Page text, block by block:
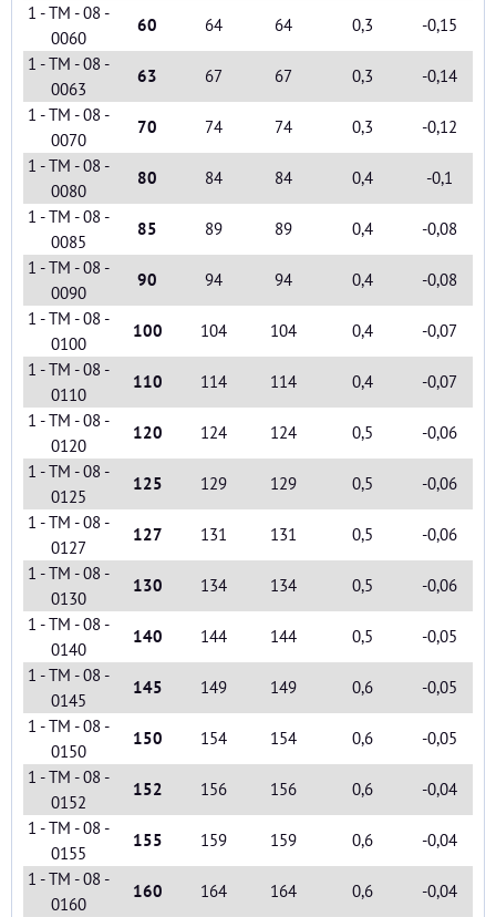
1 - TM - 08 -
0060
60 64 64 0,3
-0,15
1 - TM - 08 -
0063
63 67 67 0,3
-0,14
1 - TM - 08 -
0070
70 74 74 0,3
-0,12
1 - TM - 08 -
0080
80 84 84 0,4
-0,1
1 - TM - 08 -
0085
85 89 89 0,4
-0,08
1 - TM - 08 -
0090
90 94 94 0,4
-0,08
1 - TM - 08 -
0100
100 104 104 0,4
-0,07
1 - TM - 08 -
0110
110 114 114 0,4
-0,07
1 - TM - 08 -
0120
120 124 124 0,5
-0,06
1 - TM - 08 -
0125
125 129 129 0,5
-0,06
1 - TM - 08 -
0127
127 131 131 0,5
-0,06
1 - TM - 08 -
0130
130 134 134 0,5
-0,06
1 - TM - 08 -
0140
140 144 144 0,5
-0,05
1 - TM - 08 -
0145
145 149 149 0,6
-0,05
1 - TM - 08 -
0150
150 154 154 0,6
-0,05
1 - TM - 08 -
0152
152 156 156 0,6
-0,04
1 - TM - 08 -
0155
155 159 159 0,6
-0,04
1 - TM - 08 -
0160
160 164 164 0,6
-0,04